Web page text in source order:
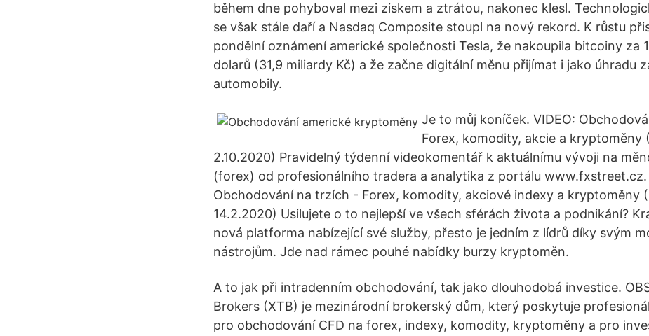
během dne pohyboval mezi ziskem a ztrátou, nakonec klesl.
se však stále daří a Nasdaq Composite stoupl na nový rekord. K růstu
pondělní oznámení americké společnosti Tesla, že nakoupila bitcoiny za
dolarů (31,9 miliardy Kč) a že začne digitální měnu přijímat i jako úhradu
automobily.
Je to můj koníček. VIDEO:
Forex, komodity, akcie a kryptoměny
2.10.2020) Pravidelný týdenní videokomentář k aktuálnímu vývoji na
(forex) od profesionálního tradera a analytika z portálu www.fxstreet.cz.
Obchodování na trzích - Forex, komodity, akciové indexy a kryptoměny
14.2.2020) Usilujete o to nejlepší ve všech sférách života a podnikání?
nová platforma nabízející své služby, přesto je jedním z lídrů díky svým
nástrojům. Jde nad rámec pouhé nabídky burzy kryptoměn.
A to jak při intradenním obchodování, tak jako dlouhodobá investice.
Brokers (XTB) je mezinárodní brokerský dům, který poskytuje
pro obchodování CFD na forex, indexy, komodity, kryptoměny a pro